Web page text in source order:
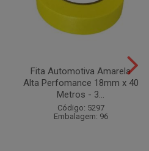
Fita Automotiva Amarela
Alta Perfomance 18mm x 40
Metros - 3...
Código: 5297
Embalagem: 96